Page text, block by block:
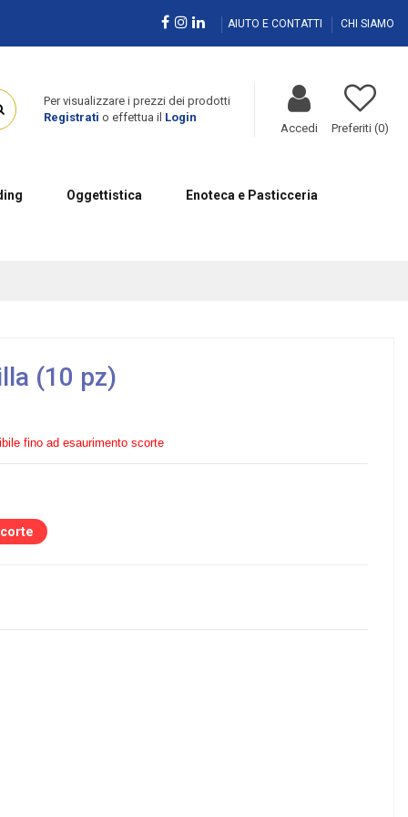
AIUTO E CONTATTI CHI SIAMO
Per visualizzare i prezzi dei prodotti
Registrati o effettua il Login
Accedi Preferiti (0)
Oggettistica Enoteca e Pasticceria
(10 pz)
fino ad esaurimento scorte